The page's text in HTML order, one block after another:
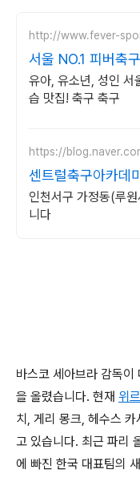
http://www.fever-
서울 NO.1 피버축
유아, 유소년, 성인 서
습 맛집! 축구 축구
https://
센트럴축구아카데미
인천서구 가정동(루
니다
바스코 세아브라 감독이
을 올렸습니다. 현재 위
치, 게리 몽크, 헤수스
고 있습니다. 최근 파리
에 빠진 한국 대표팀의